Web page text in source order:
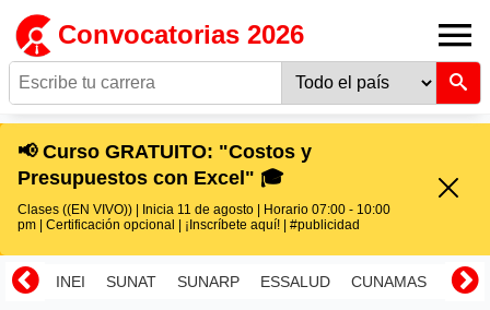
Convocatorias 2026
📢 Curso GRATUITO: "Costos y
Presupuestos con Excel" 🎓
Clases ((EN VIVO)) | Inicia 11 de agosto | Horario 07:00 - 10:00
pm | Certificación opcional | ¡Inscríbete aquí! | #publicidad
INEI SUNAT SUNARP ESSALUD CUNAMAS